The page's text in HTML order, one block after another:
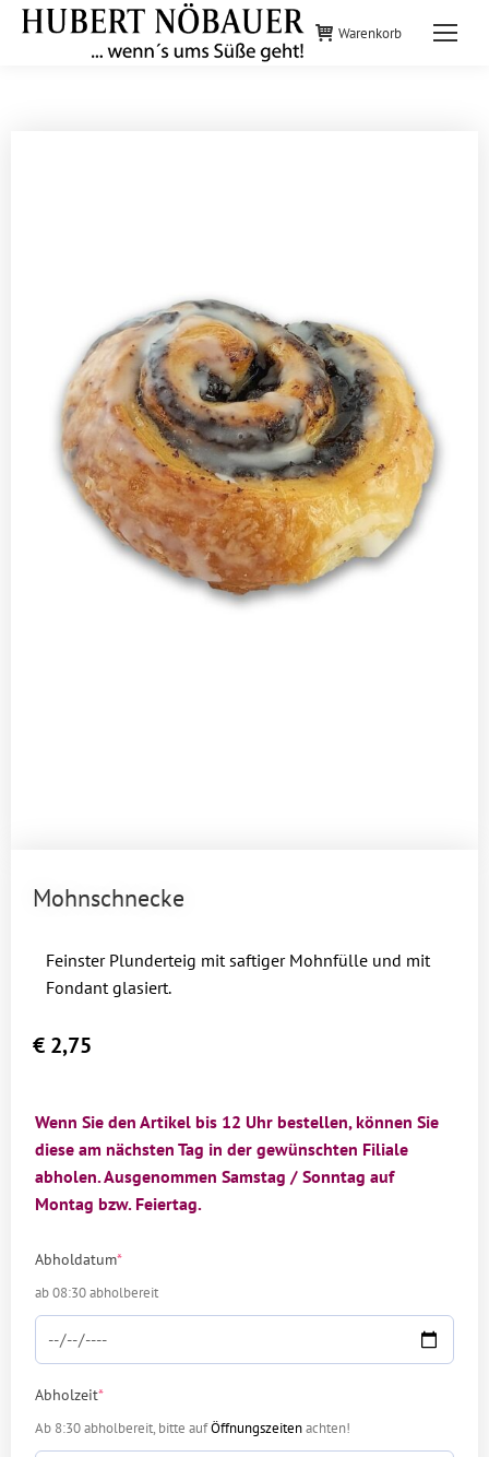
Warenkorb
Mohnschnecke
Feinster Plunderteig mit saftiger Mohnfülle und mit
Fondant glasiert.
€ 2,75
Wenn Sie den Artikel bis 12 Uhr bestellen, können Sie
diese am nächsten Tag in der gewünschten Filiale
abholen. Ausgenommen Samstag / Sonntag auf
Montag bzw. Feiertag.
Abholdatum*
ab 08:30 abholbereit
Abholzeit*
Ab 8:30 abholbereit, bitte aufÖffnungszeitenachten!